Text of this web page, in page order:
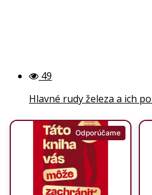
49
Hlavné rudy železa a ich